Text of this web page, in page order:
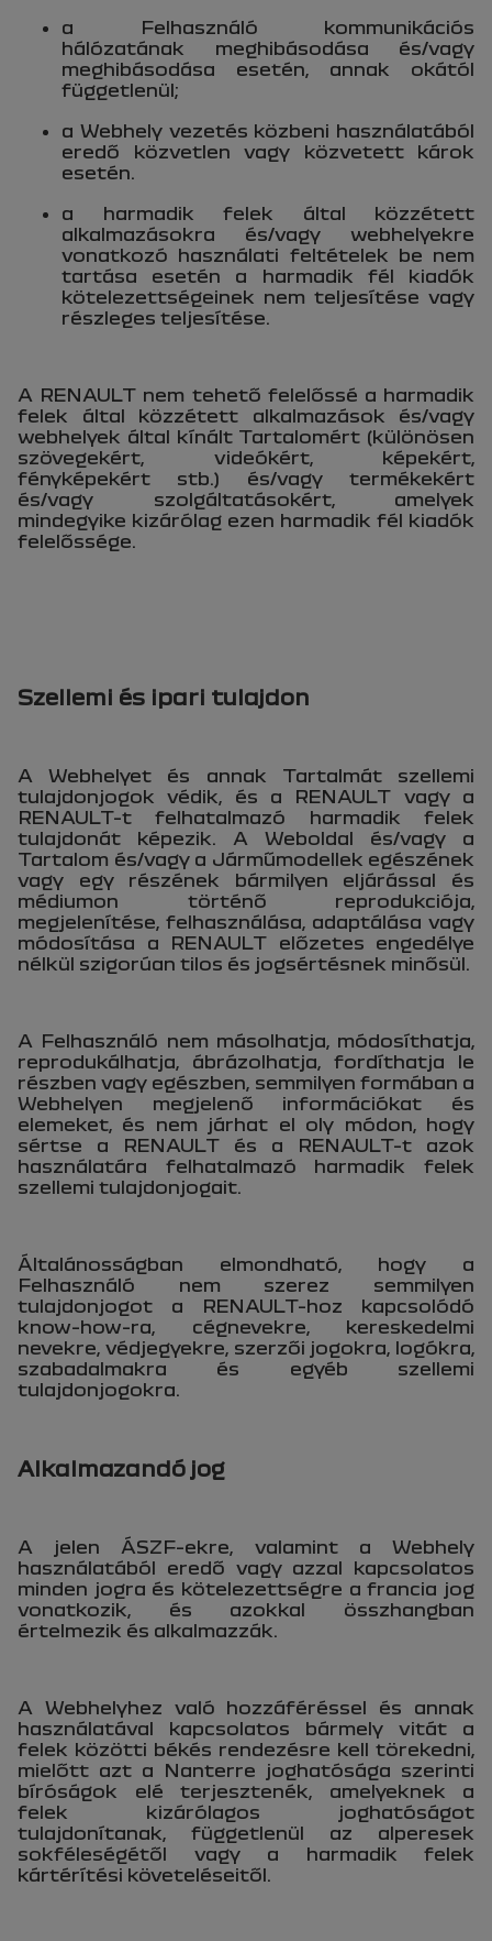
a Felhasználó kommunikációs
hálózatának meghibásodása és/vagy
meghibásodása esetén, annak okától
függetlenül;
a Webhely vezetés közbeni használatából
eredő közvetlen vagy közvetett károk
esetén.
a harmadik felek által közzétett
alkalmazásokra és/vagy webhelyekre
vonatkozó használati feltételek be nem
tartása esetén a harmadik fél kiadók
kötelezettségeinek nem teljesítése vagy
részleges teljesítése.
A RENAULT nem tehető felelőssé a harmadik
felek által közzétett alkalmazások és/vagy
webhelyek által kínált Tartalomért (különösen
szövegekért, videókért, képekért,
fényképekért stb.) és/vagy termékekért
és/vagy szolgáltatásokért, amelyek
mindegyike kizárólag ezen harmadik fél kiadók
felelőssége.
Szellemi és ipari tulajdon
A Webhelyet és annak Tartalmát szellemi
tulajdonjogok védik, és a RENAULT vagy a
RENAULT-t felhatalmazó harmadik felek
tulajdonát képezik. A Weboldal és/vagy a
Tartalom és/vagy a Járműmodellek egészének
vagy egy részének bármilyen eljárással és
médiumon történő reprodukciója,
megjelenítése, felhasználása, adaptálása vagy
módosítása a RENAULT előzetes engedélye
nélkül szigorúan tilos és jogsértésnek minősül.
A Felhasználó nem másolhatja, módosíthatja,
reprodukálhatja, ábrázolhatja, fordíthatja le
részben vagy egészben, semmilyen formában a
Webhelyen megjelenő információkat és
elemeket, és nem járhat el oly módon, hogy
sértse a RENAULT és a RENAULT-t azok
használatára felhatalmazó harmadik felek
szellemi tulajdonjogait.
Általánosságban elmondható, hogy a
Felhasználó nem szerez semmilyen
tulajdonjogot a RENAULT-hoz kapcsolódó
know-how-ra, cégnevekre, kereskedelmi
nevekre, védjegyekre, szerzői jogokra, logókra,
szabadalmakra és egyéb szellemi
tulajdonjogokra.
Alkalmazandó jog
A jelen ÁSZF-ekre, valamint a Webhely
használatából eredő vagy azzal kapcsolatos
minden jogra és kötelezettségre a francia jog
vonatkozik, és azokkal összhangban
értelmezik és alkalmazzák.
A Webhelyhez való hozzáféréssel és annak
használatával kapcsolatos bármely vitát a
felek közötti békés rendezésre kell törekedni,
mielőtt azt a Nanterre joghatósága szerinti
bíróságok elé terjesztenék, amelyeknek a
felek kizárólagos joghatóságot
tulajdonítanak, függetlenül az alperesek
sokféleségétől vagy a harmadik felek
kártérítési követeléseitől.